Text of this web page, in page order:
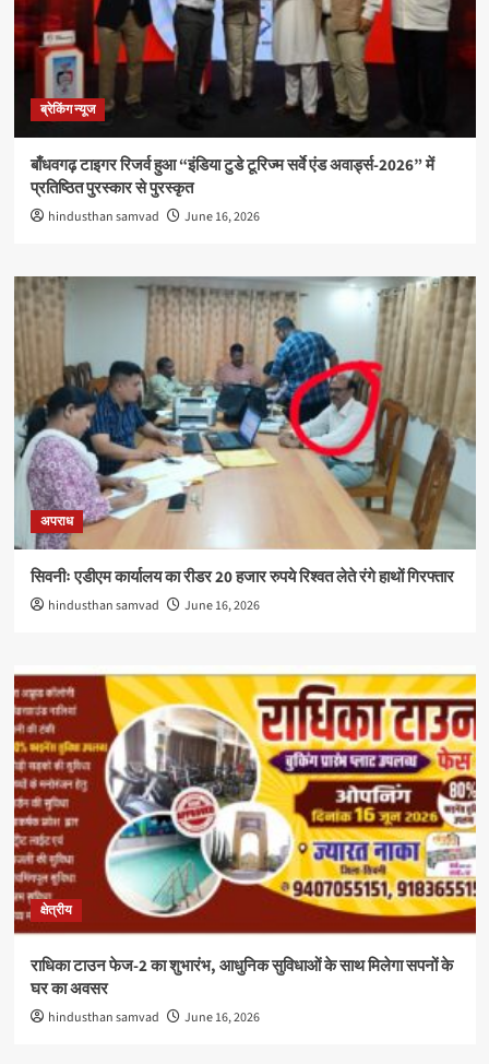
ब्रेकिंग न्यूज
बाँधवगढ़ टाइगर रिजर्व हुआ “इंडिया टुडे टूरिज्म सर्वे एंड अवार्ड्स-2026” में
प्रतिष्ठित पुरस्कार से पुरस्कृत
hindusthan samvad June 16, 2026
अपराध
सिवनीः एडीएम कार्यालय का रीडर 20 हजार रुपये रिश्वत लेते रंगे हाथों गिरफ्तार
hindusthan samvad June 16, 2026
क्षेत्रीय
राधिका टाउन फेज-2 का शुभारंभ, आधुनिक सुविधाओं के साथ मिलेगा सपनों के
घर का अवसर
hindusthan samvad June 16, 2026